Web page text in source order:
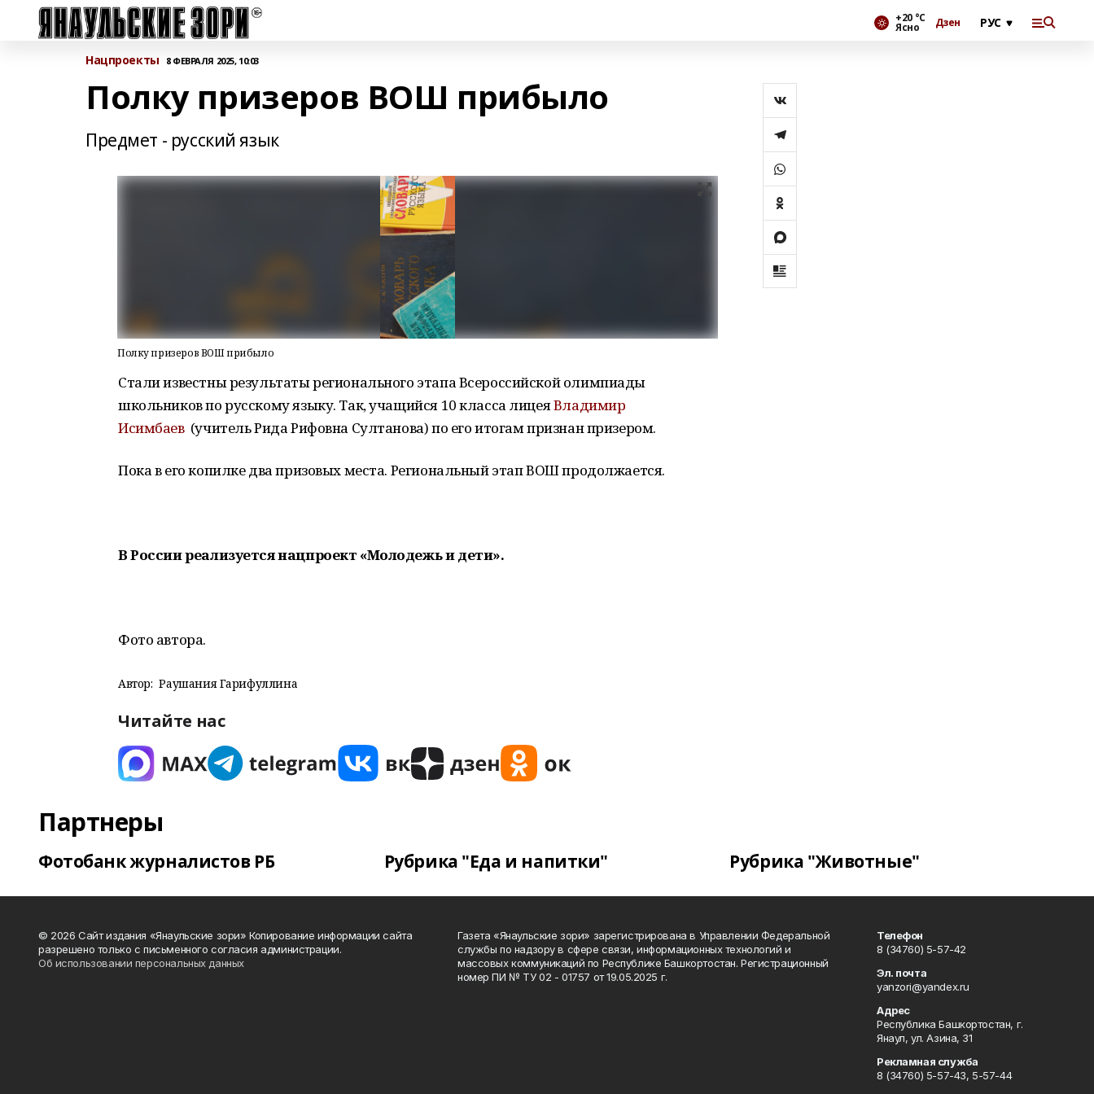
+20 °С
Ясно Дзен
Нацпроекты 8 ФЕВРАЛЯ 2025, 10:03
Полку призеров ВОШ прибыло
Предмет - русский язык
Полку призеров ВОШ прибыло
Стали известны результаты регионального этапа Всероссийской олимпиады
школьников по русскому языку. Так, учащийся 10 класса лицеяВладимир
Исимбаев(учитель Рида Рифовна Султанова) по его итогам признан призером.
Пока в его копилке два призовых места. Региональный этап ВОШ продолжается.
В России реализуется нацпроект «Молодежь и дети».
Фото автора.
Автор: Раушания Гарифуллина
Читайте нас
Партнеры
Фотобанк журналистов РБ Рубрика "Еда и напитки" Рубрика "Животные"
© 2026 Сайт издания «Янаульские зори» Копирование информации сайта
разрешено только с письменного согласия администрации.
Об использовании персональных данных
Газета «Янаульские зори» зарегистрирована в Управлении Федеральной
службы по надзору в сфере связи, информационных технологий и
массовых коммуникаций по Республике Башкортостан. Регистрационный
номер ПИ № ТУ 02 - 01757 от 19.05.2025 г.
Телефон
8 (34760) 5-57-42
Эл. почта
yanzori@yandex.ru
Адрес
Республика Башкортостан, г.
Янаул, ул. Азина, 31
Рекламная служба
8 (34760) 5-57-43, 5-57-44